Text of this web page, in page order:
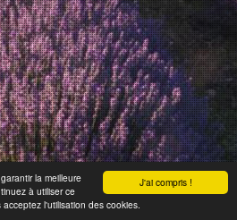
J'ai compris !
la meilleure
à utiliser ce
l'utilisation des cookies.